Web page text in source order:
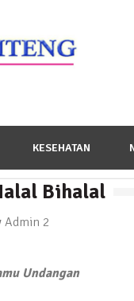
KESEHATAN
Upacara
| 14:07
Bihalal
Admin 2
Undangan